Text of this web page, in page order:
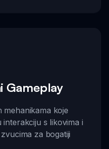
Gameplay
mehanikama koje
s likovima i
za bogatiji